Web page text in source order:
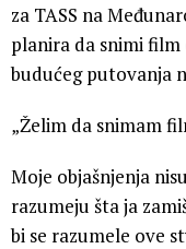
za TASS na
planira da snimi film
budućeg putovanja
„Želim da snimam
Moje objašnjenja
razumeju šta ja
bi se razumele ove